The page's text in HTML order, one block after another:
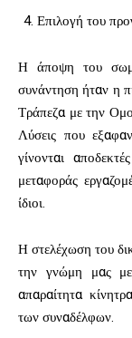
Επιλογή του
Η άποψη του
συνάντηση ήταν η
Τράπεζα με την
Λύσεις που
γίνονται
μεταφοράς
ίδιοι.
Η στελέχωση του
την γνώμη μας
απαραίτητα
των συναδέλφων.